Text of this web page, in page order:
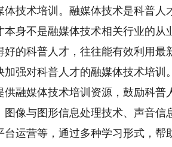
术培训。融媒体技术是科普人
身不是融媒体技术相关行业的从
的科普人才，往往能有效利用最
强对科普人才的融媒体技术培
融媒体技术培训资源，鼓励科普
像与图形信息处理技术、声音信
运营等，通过多种学习形式，